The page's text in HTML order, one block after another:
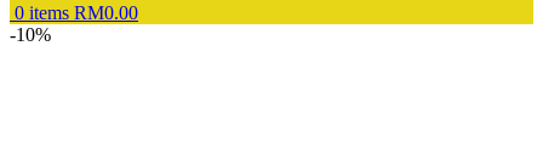
0 items RM0.00
-10%